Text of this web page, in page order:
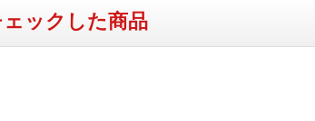
ックした商品